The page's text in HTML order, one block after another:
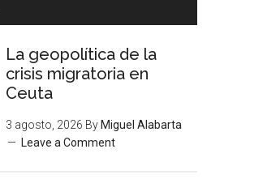
La geopolítica de la
crisis migratoria en
Ceuta
3 agosto, 2026 By Miguel Alabarta
Leave a Comment